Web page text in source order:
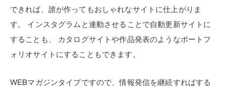
できれば、誰が作ってもおしゃれなサイトに仕上がりま
す。
インスタグラムと連動させることで自動更新サイトに
することも、
カタログサイトや作品発表のようなポートフ
ォリオサイトにすることもできます。
WEBマガジンタイプですので、情報発信を継続すればする